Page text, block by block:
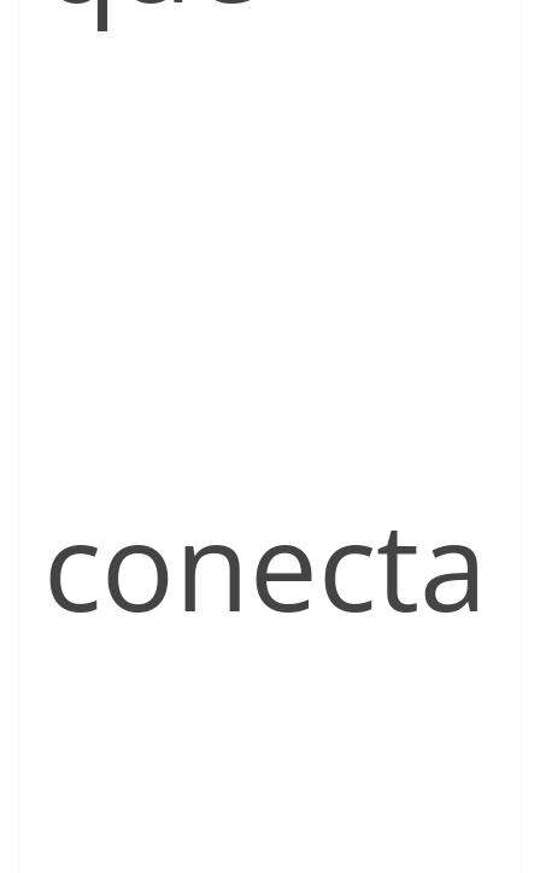
conecta